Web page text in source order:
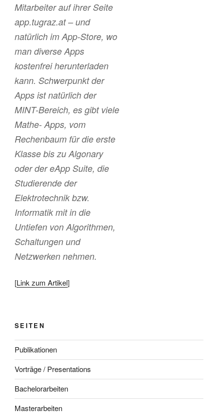
Mitarbeiter auf ihrer Seite
app.tugraz.at – und
natürlich im App-Store, wo
man diverse Apps
kostenfrei herunterladen
kann. Schwerpunkt der
Apps ist natürlich der
MINT-Bereich, es gibt viele
Mathe- Apps, vom
Rechenbaum für die erste
Klasse bis zu Algonary
oder der eApp Suite, die
Studierende der
Elektrotechnik bzw.
Informatik mit in die
Untiefen von Algorithmen,
Schaltungen und
Netzwerken nehmen.
[Link zum Artikel]
SEITEN
Publikationen
Vorträge / Presentations
Bachelorarbeiten
Masterarbeiten